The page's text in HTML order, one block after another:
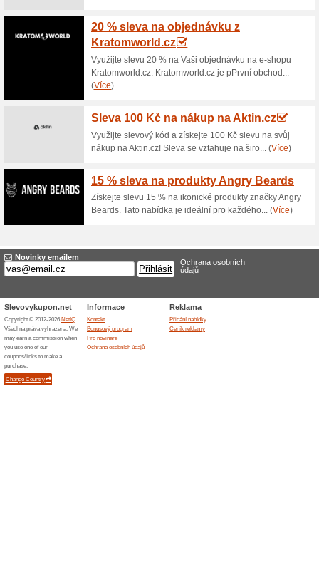
zaregistrovat na webu
zboží v obchodě získáváte 1
Doprava zdarma na
100% fungovalo
Akce
Nakupte v internetovém
Topkosmetika.online za více
mít zcela zdarma. Doručení
15 % sleva na první